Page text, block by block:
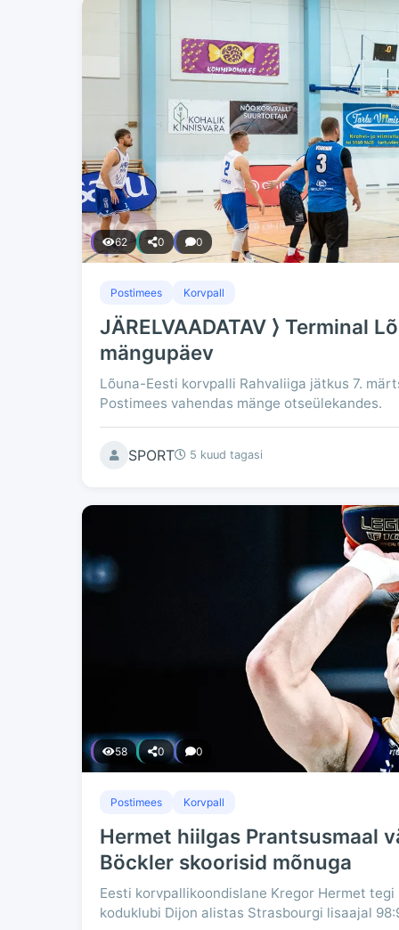
62 0 0
Postimees Korvpall
JÄRELVAADATAV ⟩ Terminal
mängupäev
Lõuna-Eesti korvpalli Rahvaliiga jätkus 7.
Postimees vahendas mänge otseülekandes.
SPORT 5 kuud tagasi
58 0 0
Postimees Korvpall
Hermet hiilgas Prantsusmaal
Böckler skoorisid mõnuga
Eesti korvpallikoondislane Kregor Hermet
koduklubi Dijon alistas Strasbourgi lisaajal